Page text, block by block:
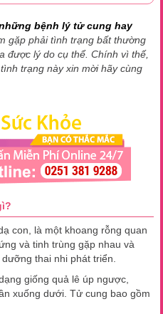
bệnh lý tử cung hay
gặp phải tình trạng bất thường
được lý do cụ thể. Chính vì thế,
trạng này xin mời hãy cùng
là một khoang rỗng quan
và tinh trùng gặp nhau và
thai nhi phát triển.
giống quả lê úp ngược,
xuống dưới. Tử cung bao gồm